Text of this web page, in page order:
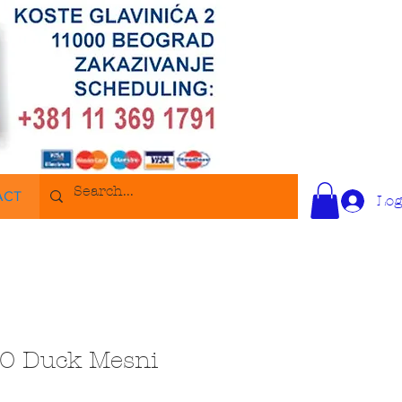
Duck Mesni